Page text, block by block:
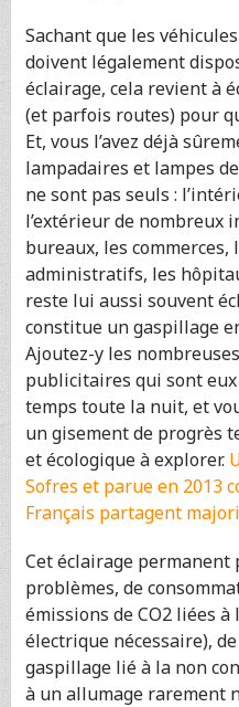
Sachant que les
doivent légalement
éclairage, cela revient à
(et parfois routes) pour
Et, vous l’avez déjà
lampadaires et lampes
ne sont pas seuls :
l’extérieur de nombreux
bureaux, les commerces,
administratifs, les
reste lui aussi souvent
constitue un gaspillage
Ajoutez-y les
publicitaires qui sont
temps toute la nuit, et
un gisement de progrès
et écologique à explorer.
Sofres et parue en 2013
Français partagent
Cet éclairage
problèmes, de
émissions de CO2 liées
électrique nécessaire),
gaspillage lié à la non
à un allumage rarement